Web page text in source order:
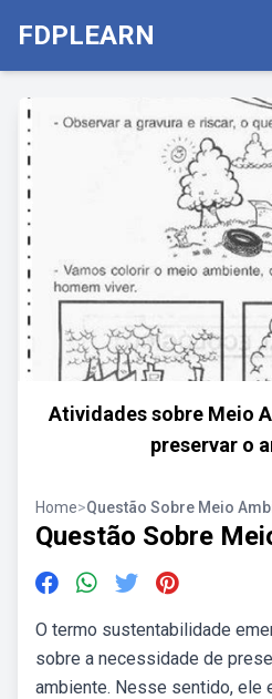
FDPLEARN
Atividades sobre Meio
preservar o
Home>Questão Sobre Meio
Questão Sobre
O termo sustentabilidade
sobre a necessidade de
ambiente. Nesse sentido, ele